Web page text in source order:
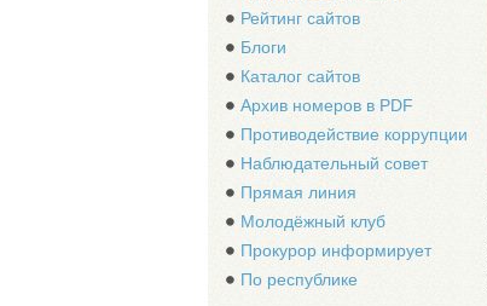
Рейтинг сайтов
Блоги
Каталог сайтов
Архив номеров в PDF
Противодействие коррупции
Наблюдательный совет
Прямая линия
Молодёжный клуб
Прокурор информирует
По республике